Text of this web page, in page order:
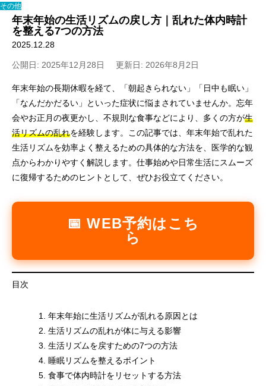
その他
年末年始の生活リズムの戻し方｜乱れた体内時計
を整える7つの方法
2025.12.28
公開日: 2025年12月28日 更新日: 2026年8月2日
年末年始の長期休暇を経て、「朝起きられない」「日中も眠い」
「なんだかだるい」といった症状に悩まされていませんか。忘年
会やお正月の夜更かし、不規則な食事などにより、多くの方が生
活リズムの乱れを経験します。この記事では、年末年始で乱れた
生活リズムを効率よく整えるための具体的な方法を、医学的な観
点からわかりやすく解説します。仕事始めや日常生活にスムーズ
に復帰するためのヒントとして、ぜひお役立てください。
📅 WEB予約はこち
ら
目次
年末年始に生活リズムが乱れる原因とは
生活リズムの乱れが体に与える影響
生活リズムを戻すための7つの方法
睡眠リズムを整えるポイント
食事で体内時計をリセットする方法